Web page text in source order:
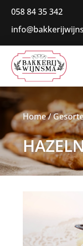
058 84 35 342
|
Home/